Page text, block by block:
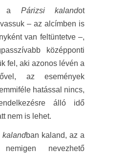
a Párizsi kalandot
– az alcímben is
van feltüntetve –,
középponti
fel, aki azonos lévén a
az események
hatással nincs,
álló idő
nem is lehet.
kalandban kaland, az a
nemigen nevezhető